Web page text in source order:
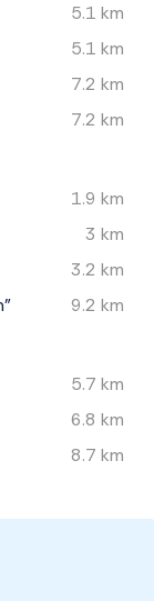
5.1 km
5.1 km
7.2 km
7.2 km
1.9 km
3 km
3.2 km
9.2 km
5.7 km
6.8 km
8.7 km